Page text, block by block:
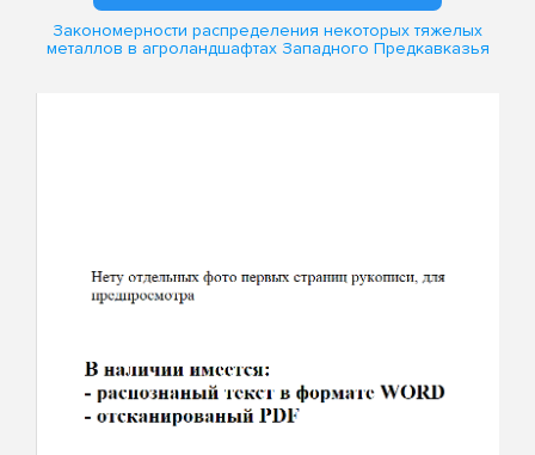
Закономерности распределения некоторых тяжелых
металлов в агроландшафтах Западного Предкавказья